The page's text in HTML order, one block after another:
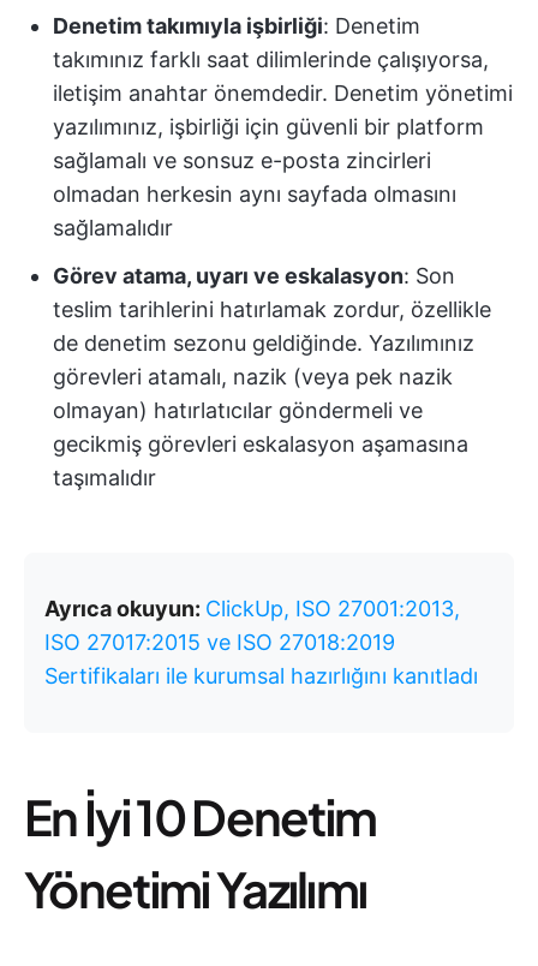
Denetim takımıyla işbirliği: Denetim
takımınız farklı saat dilimlerinde çalışıyorsa,
iletişim anahtar önemdedir. Denetim yönetimi
yazılımınız, işbirliği için güvenli bir platform
sağlamalı ve sonsuz e-posta zincirleri
olmadan herkesin aynı sayfada olmasını
sağlamalıdır
Görev atama, uyarı ve eskalasyon: Son
teslim tarihlerini hatırlamak zordur, özellikle
de denetim sezonu geldiğinde. Yazılımınız
görevleri atamalı, nazik (veya pek nazik
olmayan) hatırlatıcılar göndermeli ve
gecikmiş görevleri eskalasyon aşamasına
taşımalıdır
Ayrıca okuyun: ClickUp, ISO 27001:2013,
ISO 27017:2015 ve ISO 27018:2019
Sertifikaları ile kurumsal hazırlığını kanıtladı
En İyi 10 Denetim
Yönetimi Yazılımı